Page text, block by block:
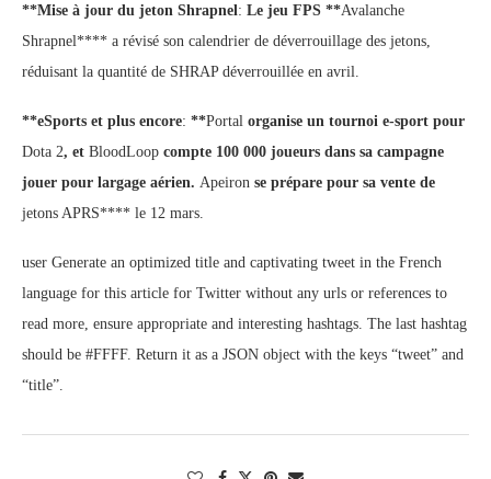
**Mise à jour du jeton Shrapnel: Le jeu FPS **Avalanche
Shrapnel**** a révisé son calendrier de déverrouillage des jetons,
réduisant la quantité de SHRAP déverrouillée en avril.
**eSports et plus encore: **Portal organise un tournoi e-sport pour
Dota 2, et BloodLoop compte 100 000 joueurs dans sa campagne
jouer pour largage aérien. Apeiron se prépare pour sa vente de
jetons APRS**** le 12 mars.
user Generate an optimized title and captivating tweet in the French
language for this article for Twitter without any urls or references to
read more, ensure appropriate and interesting hashtags. The last hashtag
should be #FFFF. Return it as a JSON object with the keys “tweet” and
“title”.